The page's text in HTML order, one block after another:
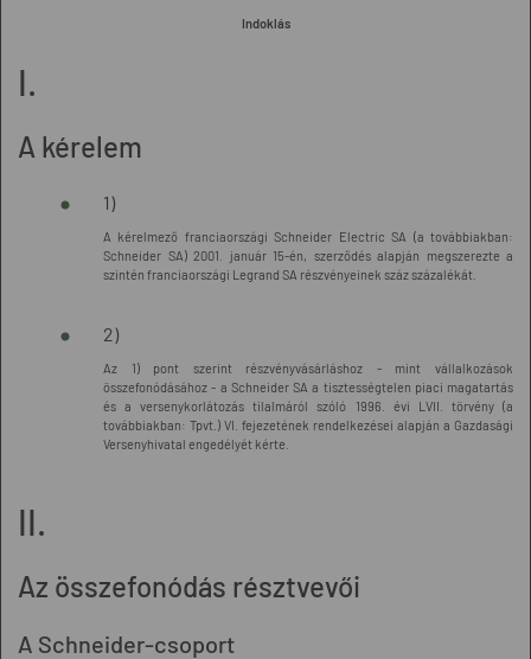
Indoklás
I.
A kérelem
1)
A kérelmező franciaországi Schneider Electric SA (a továbbiakban:
Schneider SA) 2001. január 15-én, szerződés alapján megszerezte a
szintén franciaországi Legrand SA részvényeinek száz százalékát.
2)
Az 1) pont szerint részvényvásárláshoz - mint vállalkozások
összefonódásához - a Schneider SA a tisztességtelen piaci magatartás
és a versenykorlátozás tilalmáról szóló 1996. évi LVII. törvény (a
továbbiakban: Tpvt.) VI. fejezetének rendelkezései alapján a Gazdasági
Versenyhivatal engedélyét kérte.
II.
Az összefonódás résztvevői
A Schneider-csoport